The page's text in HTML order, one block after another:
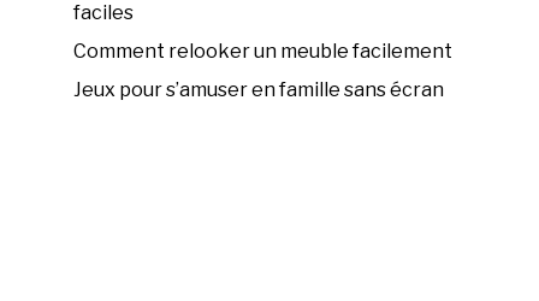
faciles
Comment relooker un meuble facilement
Jeux pour s’amuser en famille sans écran